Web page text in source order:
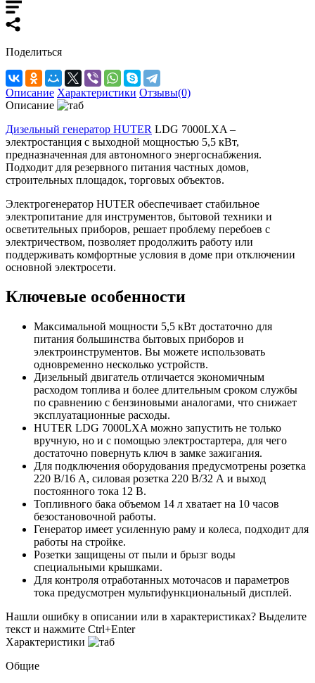
Поделиться
Описание Характеристики Отзывы(0)
Описание
Дизельный генератор HUTER LDG 7000LXA –
электростанция с выходной мощностью 5,5 кВт,
предназначенная для автономного энергоснабжения.
Подходит для резервного питания частных домов,
строительных площадок, торговых объектов.
Электрогенератор HUTER обеспечивает стабильное
электропитание для инструментов, бытовой техники и
осветительных приборов, решает проблему перебоев с
электричеством, позволяет продолжить работу или
поддерживать комфортные условия в доме при отключении
основной электросети.
Ключевые особенности
Максимальной мощности 5,5 кВт достаточно для
питания большинства бытовых приборов и
электроинструментов. Вы можете использовать
одновременно несколько устройств.
Дизельный двигатель отличается экономичным
расходом топлива и более длительным сроком службы
по сравнению с бензиновыми аналогами, что снижает
эксплуатационные расходы.
HUTER LDG 7000LXA можно запустить не только
вручную, но и с помощью электростартера, для чего
достаточно повернуть ключ в замке зажигания.
Для подключения оборудования предусмотрены розетка
220 В/16 А, силовая розетка 220 В/32 А и выход
постоянного тока 12 В.
Топливного бака объемом 14 л хватает на 10 часов
безостановочной работы.
Генератор имеет усиленную раму и колеса, подходит для
работы на стройке.
Розетки защищены от пыли и брызг воды
специальными крышками.
Для контроля отработанных моточасов и параметров
тока предусмотрен мультифункциональный дисплей.
Нашли ошибку в описании или в характеристиках? Выделите
текст и нажмите Ctrl+Enter
Характеристики
Общие